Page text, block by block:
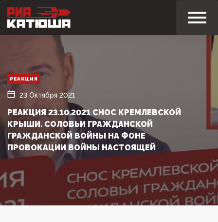
РЕАКЦИЯ
23 Октября 2021
РЕАКЦИЯ 23.10.2021 СНОС КРЕМЛЕВСКОЙ
КРЫШИ. СОЛОВЬИ ГРАЖДАНСКОЙ
ГРАЖДАНСКОЙ ВОЙНЫ НА ФОНЕ
ПРОВОКАЦИИ ВОЙНЫ НАСТОЯЩЕЙ